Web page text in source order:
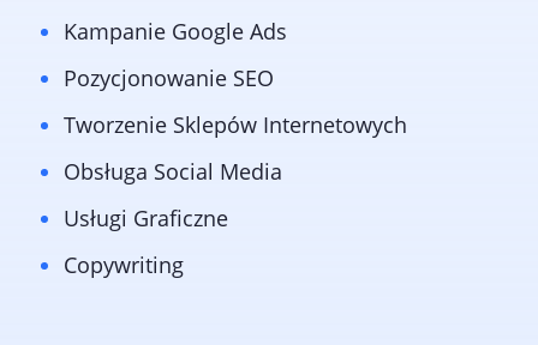
Kampanie Google Ads
Pozycjonowanie SEO
Tworzenie Sklepów Internetowych
Obsługa Social Media
Usługi Graficzne
Copywriting